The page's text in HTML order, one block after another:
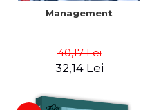
Management
40,17 Lei
32,14 Lei